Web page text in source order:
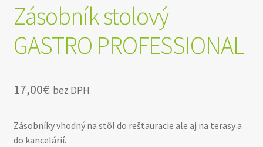
Zásobník stolový
GASTRO PROFESSIONAL
17,00€ bez DPH
Zásobníky vhodný na stôl do reštauracie ale aj na terasy a
do kancelárií.